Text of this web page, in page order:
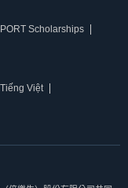
Scholarships
Tiếng Việt